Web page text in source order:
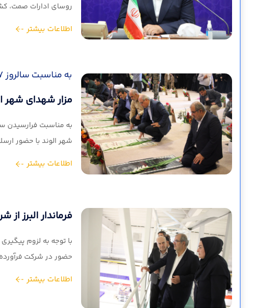
روسای ادارات صمت،
اطلاعات بیشتر
به مناسبت سالروز ۱۷ شهریور؛
مزار شهدای شهر
شهر الوند با حضور
اطلاعات بیشتر
فرماندار البرز
با توجه به لزوم
حضور در شرکت
اطلاعات بیشتر